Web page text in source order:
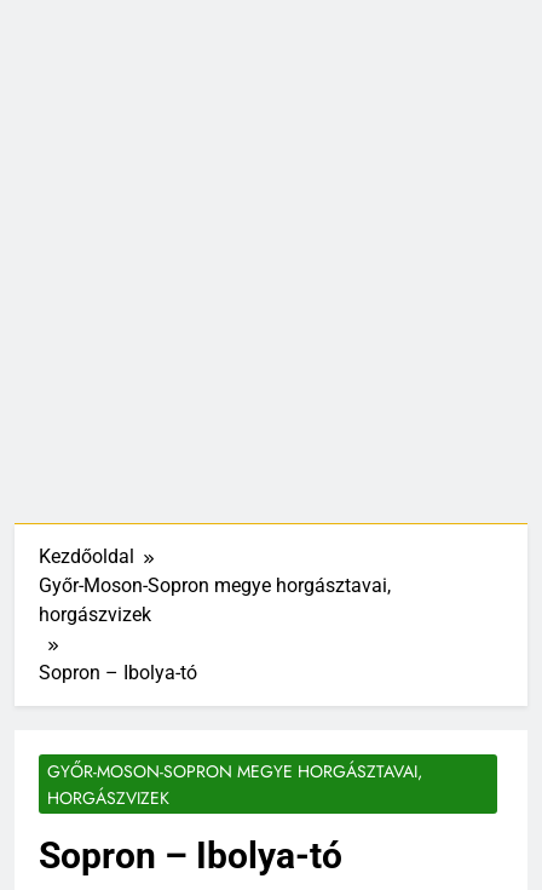
Kezdőoldal
Győr-Moson-Sopron megye horgásztavai,
horgászvizek
Sopron – Ibolya-tó
GYŐR-MOSON-SOPRON MEGYE HORGÁSZTAVAI,
HORGÁSZVIZEK
Sopron – Ibolya-tó